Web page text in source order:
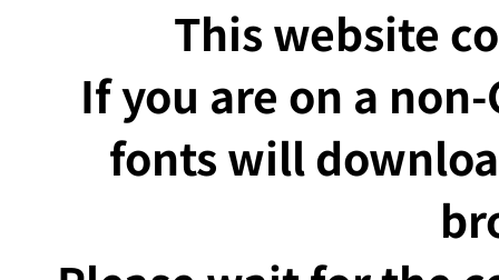
This website
If you are on a
fonts will